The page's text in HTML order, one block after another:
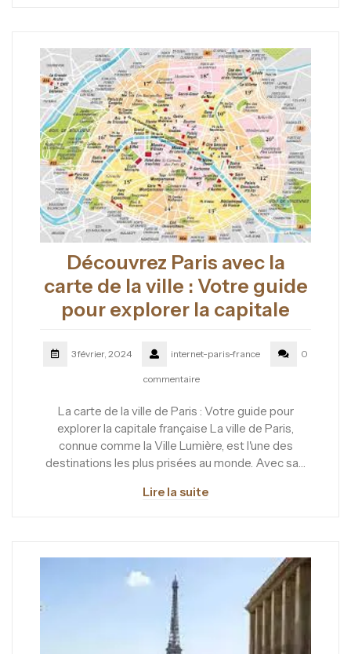
Découvrez Paris avec la
carte de la ville : Votre guide
pour explorer la capitale
3 février, 2024 internet-paris-france 0
commentaire
La carte de la ville de Paris : Votre guide pour
explorer la capitale française La ville de Paris,
connue comme la Ville Lumière, est l'une des
destinations les plus prisées au monde. Avec sa…
Lire la suite